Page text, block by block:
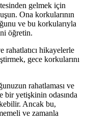
gelmek için
Ona korkularının
ve bu korkularıyla
öğretin.
rahatlatıcı hikayelerle
gece korkularını
rahatlaması ve
bir yetişkinin odasında
Ancak bu,
ve zamanla